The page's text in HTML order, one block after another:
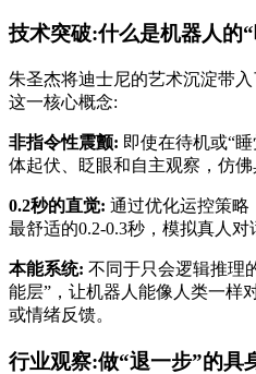
技术突破:什么是机器人的
朱圣杰将迪士尼的艺术沉淀带
这一核心概念:
非指令性震颤: 即使在待机或“
体起伏、眨眼和自主观察，仿佛
0.2秒的直觉: 通过优化运控策略
最舒适的0.2-0.3秒，模拟真人对
本能系统: 不同于只会逻辑推理
能层”，让机器人能像人类一样
或情绪反馈。
行业观察:做“退一步”的具